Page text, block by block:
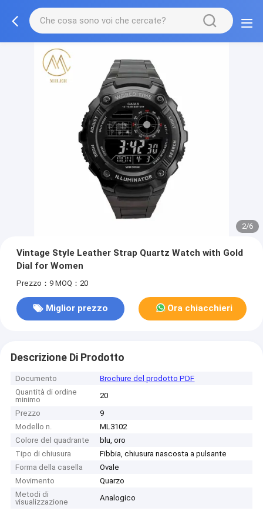
2/6
Vintage Style Leather Strap Quartz Watch with Gold
Dial for Women
Prezzo：9 MOQ：20
Miglior prezzo Ora chiacchieri
Descrizione Di Prodotto
Documento
Brochure del prodotto PDF
Quantità di ordine
minimo
20
Prezzo
9
Modello n.
ML3102
Colore del quadrante
blu, oro
Tipo di chiusura
Fibbia, chiusura nascosta a pulsante
Forma della casella
Ovale
Movimento
Quarzo
Metodi di
visualizzazione
Analogico